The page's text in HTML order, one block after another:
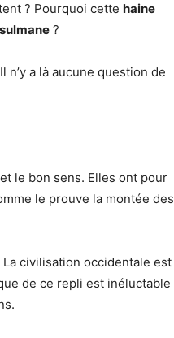
? Pourquoi cette haine
?
a là aucune question de
le bon sens. Elles ont pour
le prouve la montée des
civilisation occidentale est
de ce repli est inéluctable